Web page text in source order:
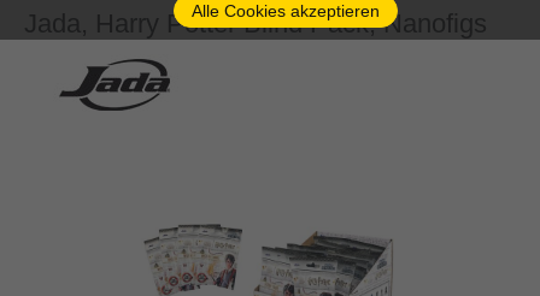
Jada, Harry Potter Blind Pack, Nanofigs
Alle Cookies akzeptieren